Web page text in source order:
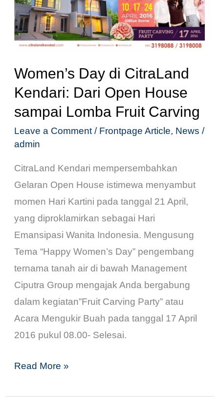
Women’s Day di CitraLand
Kendari: Dari Open House
sampai Lomba Fruit Carving
Leave a Comment / Frontpage Article, News /
admin
CitraLand Kendari mempersembahkan
Gelaran Open House istimewa menyambut
momen Hari Kartini pada tanggal 21 April,
yang diproklamirkan sebagai Hari
Emansipasi Wanita Indonesia. Mengusung
Tema “Happy Women’s Day” pengembang
ternama tanah air di bawah Management
Ciputra Group mengajak Anda bergabung
dalam kegiatan”Fruit Carving Party” atau
Acara Mengukir Buah pada tanggal 17 April
2016 pukul 08.00- Selesai.
CitraLand
Kendari:
Dari
House
sampai
Lomba
Fruit
Carving
Read More »